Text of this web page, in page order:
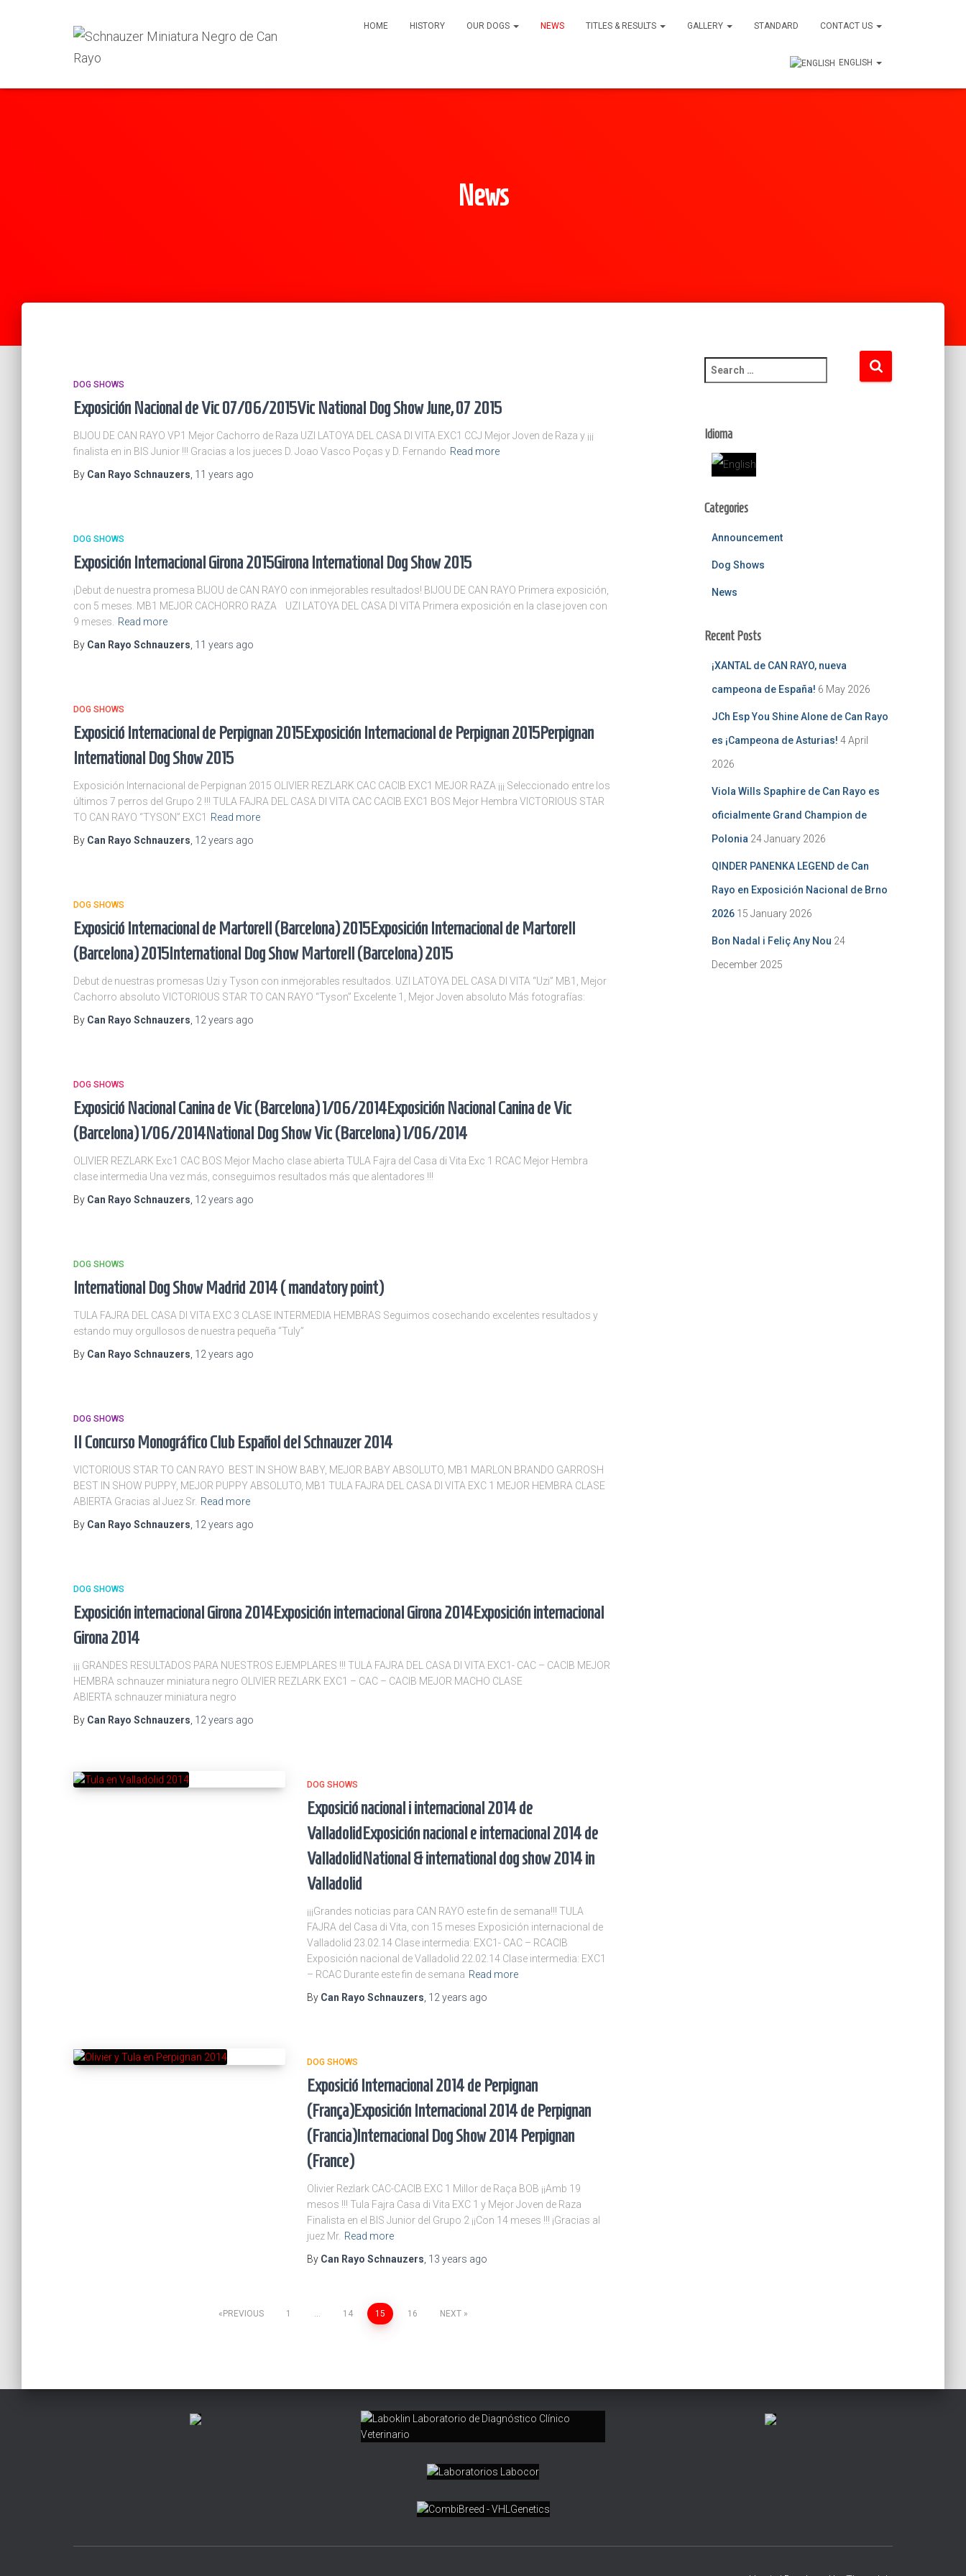
HOME HISTORY OUR DOGS NEWS TITLES & RESULTS GALLERY STANDARD CONTACT US
ENGLISH
News
DOG SHOWS
Exposición Nacional de Vic 07/06/2015Vic National Dog Show June, 07 2015
BIJOU DE CAN RAYO VP1 Mejor Cachorro de Raza UZI LATOYA DEL CASA DI VITA EXC1 CCJ Mejor Joven de Raza y ¡¡¡
finalista en in BIS Junior !!! Gracias a los jueces D. Joao Vasco Poças y D. Fernando Read more
By Can Rayo Schnauzers 11 years ago
DOG SHOWS
Exposición Internacional Girona 2015Girona International Dog Show 2015
¡Debut de nuestra promesa BIJOU de CAN RAYO con inmejorables resultados! BIJOU DE CAN RAYO Primera exposición,
con 5 meses. MB1 MEJOR CACHORRO RAZA UZI LATOYA DEL CASA DI VITA Primera exposición en la clase joven con
9 meses.
Read more
By Can Rayo Schnauzers 11 years ago
DOG SHOWS
Exposició Internacional de Perpignan 2015Exposición Internacional de Perpignan 2015Perpignan
International Dog Show 2015
Exposición Internacional de Perpignan 2015 OLIVIER REZLARK CAC CACIB EXC1 MEJOR RAZA ¡¡¡ Seleccionado entre los
últimos 7 perros del Grupo 2 !!! TULA FAJRA DEL CASA DI VITA CAC CACIB EXC1 BOS Mejor Hembra VICTORIOUS STAR
TO CAN RAYO “TYSON” EXC1
Read more
By Can Rayo Schnauzers 12 years ago
DOG SHOWS
Exposició Internacional de Martorell (Barcelona) 2015Exposición Internacional de Martorell
(Barcelona) 2015International Dog Show Martorell (Barcelona) 2015
Debut de nuestras promesas Uzi y Tyson con inmejorables resultados. UZI LATOYA DEL CASA DI VITA “Uzi” MB1, Mejor
Cachorro absoluto VICTORIOUS STAR TO CAN RAYO “Tyson” Excelente 1, Mejor Joven absoluto Más fotografías:
By Can Rayo Schnauzers 12 years ago
DOG SHOWS
Exposició Nacional Canina de Vic (Barcelona) 1/06/2014Exposición Nacional Canina de Vic
(Barcelona) 1/06/2014National Dog Show Vic (Barcelona) 1/06/2014
OLIVIER REZLARK Exc1 CAC BOS Mejor Macho clase abierta TULA Fajra del Casa di Vita Exc 1 RCAC Mejor Hembra
clase intermedia Una vez más, conseguimos resultados más que alentadores !!!
By Can Rayo Schnauzers 12 years ago
DOG SHOWS
International Dog Show Madrid 2014 ( mandatory point)
TULA FAJRA DEL CASA DI VITA EXC 3 CLASE INTERMEDIA HEMBRAS Seguimos cosechando excelentes resultados y
estando muy orgullosos de nuestra pequeña “Tuly”
By Can Rayo Schnauzers 12 years ago
DOG SHOWS
II Concurso Monográfico Club Español del Schnauzer 2014
VICTORIOUS STAR TO CAN RAYO BEST IN SHOW BABY, MEJOR BABY ABSOLUTO, MB1 MARLON BRANDO GARROSH
BEST IN SHOW PUPPY, MEJOR PUPPY ABSOLUTO, MB1 TULA FAJRA DEL CASA DI VITA EXC 1 MEJOR HEMBRA CLASE
ABIERTA Gracias al Juez Sr. Read more
By Can Rayo Schnauzers 12 years ago
DOG SHOWS
Exposición internacional Girona 2014Exposición internacional Girona 2014Exposición internacional
Girona 2014
¡¡¡ GRANDES RESULTADOS PARA NUESTROS EJEMPLARES !!! TULA FAJRA DEL CASA DI VITA EXC1- CAC – CACIB MEJOR
HEMBRA schnauzer miniatura negro OLIVIER REZLARK EXC1 – CAC – CACIB MEJOR MACHO CLASE
ABIERTA schnauzer miniatura negro
By Can Rayo Schnauzers 12 years ago
DOG SHOWS
Exposició nacional i internacional 2014 de
ValladolidExposición nacional e internacional 2014 de
ValladolidNational & international dog show 2014 in
Valladolid
¡¡¡Grandes noticias para CAN RAYO este fin de semana!!! TULA
FAJRA del Casa di Vita, con 15 meses Exposición internacional de
Valladolid 23.02.14 Clase intermedia: EXC1- CAC – RCACIB
Exposición nacional de Valladolid 22.02.14 Clase intermedia: EXC1
– RCAC Durante este fin de semana Read more
By Can Rayo Schnauzers 12 years ago
DOG SHOWS
Exposició Internacional 2014 de Perpignan
(França)Exposición Internacional 2014 de Perpignan
(Francia)Internacional Dog Show 2014 Perpignan
(France)
Olivier Rezlark CAC-CACIB EXC 1 Millor de Raça BOB ¡¡Amb 19
mesos !!! Tula Fajra Casa di Vita EXC 1 y Mejor Joven de Raza
Finalista en el BIS Junior del Grupo 2 ¡¡Con 14 meses !!! ¡Gracias al
juez Mr. Read more
By Can Rayo Schnauzers 13 years ago
PREVIOUS 1 … 14 15 16 NEXT
e
c
:
Idioma
Categories
Announcement
Dog Shows
News
Recent Posts
¡XANTAL de CAN RAYO, nueva
campeona de España! 6 May 2026
JCh Esp You Shine Alone de Can Rayo
es ¡Campeona de Asturias! 4 April
2026
Viola Wills Spaphire de Can Rayo es
oficialmente Grand Champion de
Polonia 24 January 2026
QINDER PANENKA LEGEND de Can
Rayo en Exposición Nacional de Brno
2026 15 January 2026
Bon Nadal i Feliç Any Nou 24
December 2025